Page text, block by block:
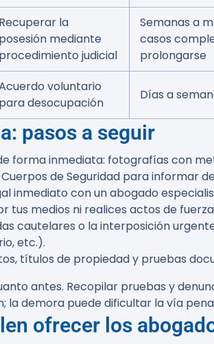
Recuperar la
posesión mediante
procedimiento judicial
Semanas a
casos
prolongarse
voluntario
para desocupación
Días a
pasos a seguir
forma inmediata: fotografías con
de Seguridad para informar
inmediato con un abogado
tus medios ni realices actos de
cautelares o la interposición
etc.).
títulos de propiedad y pruebas
antes. Recopilar pruebas y
la demora puede dificultar la vía
ofrecer los